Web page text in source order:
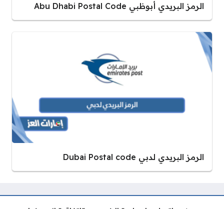
الرمز البريدي أبوظبي Abu Dhabi Postal Code
الرمز البريدي لدبي Dubai Postal code